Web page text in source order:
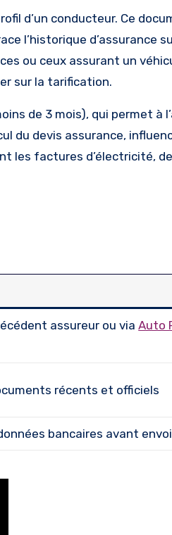
d’un conducteur. Ce
l’historique d’assurance
ou ceux assurant un
sur la tarification.
de 3 mois), qui permet à
du devis assurance,
les factures d’électricité,
assureur ou viaAuto
récents et officiels
bancaires avant envoi